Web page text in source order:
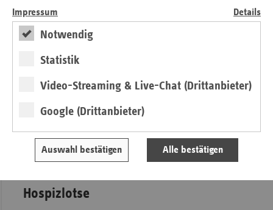
Impressum
Details
Notwendig
Statistik
Video-Streaming & Live-Chat (Drittanbieter)
Google (Drittanbieter)
Auswahl bestätigen Alle bestätigen
Pflegeeinrichtung? Sie möchten sich über Kosten, Lage und
Qualität der Einrichtung informieren? Das Internetportal
wertvolle Hilfe bei der Suche nach einer Pflegeeinrichtung.
zur Unterstützung im Alltag gesucht werden. Der
Pflegelotse wurde 2020 zum vierten Mal in Folge als bestes
Online-Portal in der Kategorie „Vergleichsportale
Pflegedienste & Pflegeheime“ ernannt. Den Pflegelotsen
und weitere Informationen dazu
finden Sie hier .
Hospizlotse